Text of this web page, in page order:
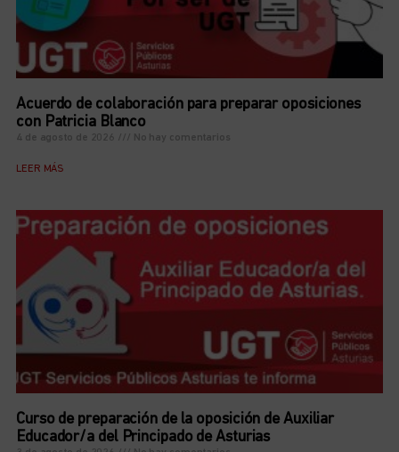
Acuerdo de colaboración para preparar oposiciones
con Patricia Blanco
4 de agosto de 2026 No hay comentarios
LEER MÁS
Curso de preparación de la oposición de Auxiliar
Educador/a del Principado de Asturias